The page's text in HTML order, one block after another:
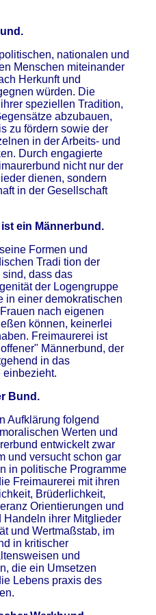
nationalen und
Menschen miteinander
Herkunft und
würden. Die
speziellen Tradition,
abzubauen,
zu fördern sowie der
in der Arbeits- und
Durch engagierte
nicht nur der
dienen, sondern
in der Gesellschaft
ein Männerbund.
Formen und
Tradi tion der
dass das
der Logengruppe
in einer demokratischen
nach eigenen
können, keinerlei
Freimaurerei ist
Männerbund, der
in das
einbezieht.
Bund.
Aufklärung folgend
Werten und
entwickelt zwar
und versucht schon gar
in politische Programme
Freimaurerei mit ihren
Brüderlichkeit,
Orientierungen und
Handeln ihrer Mitglieder
und Wertmaßstab, im
in kritischer
und
die ein Umsetzen
Lebens praxis des